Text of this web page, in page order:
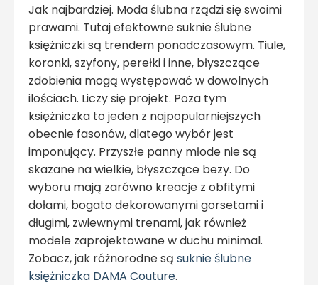
Jak najbardziej. Moda ślubna rządzi się swoimi
prawami. Tutaj efektowne suknie ślubne
księżniczki są trendem ponadczasowym. Tiule,
koronki, szyfony, perełki i inne, błyszczące
zdobienia mogą występować w dowolnych
ilościach. Liczy się projekt. Poza tym
księżniczka to jeden z najpopularniejszych
obecnie fasonów, dlatego wybór jest
imponujący. Przyszłe panny młode nie są
skazane na wielkie, błyszczące bezy. Do
wyboru mają zarówno kreacje z obfitymi
dołami, bogato dekorowanymi gorsetami i
długimi, zwiewnymi trenami, jak również
modele zaprojektowane w duchu minimal.
Zobacz, jak różnorodne są suknie ślubne
księżniczka DAMA Couture.